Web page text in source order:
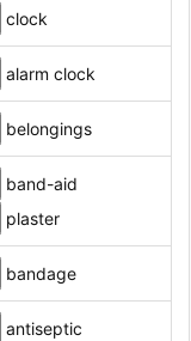
clock
alarm clock
belongings
band-aid
plaster
bandage
antiseptic